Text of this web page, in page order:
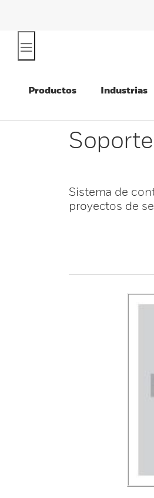
Productos Industrias
Sistema de
proyectos de